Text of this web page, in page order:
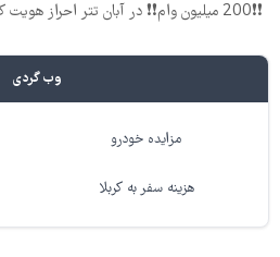
❗❗200 میلیون وام❗❗ در آبان تتر احراز هویت کن
وب گردی
مزایده خودرو
هزینه سفر به کربلا